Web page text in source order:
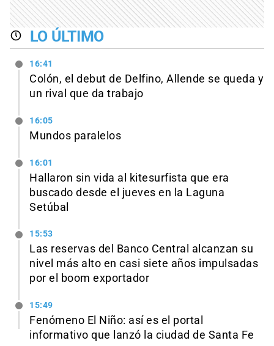
LO ÚLTIMO
16:41
Colón, el debut de Delfino, Allende se queda y
un rival que da trabajo
16:05
Mundos paralelos
16:01
Hallaron sin vida al kitesurfista que era
buscado desde el jueves en la Laguna
Setúbal
15:53
Las reservas del Banco Central alcanzan su
nivel más alto en casi siete años impulsadas
por el boom exportador
15:49
Fenómeno El Niño: así es el portal
informativo que lanzó la ciudad de Santa Fe